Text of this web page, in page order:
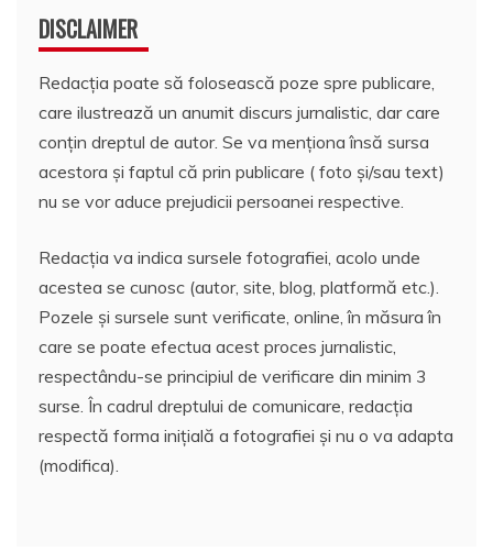
DISCLAIMER
Redacția poate să folosească poze spre publicare,
care ilustrează un anumit discurs jurnalistic, dar care
conțin dreptul de autor. Se va menționa însă sursa
acestora și faptul că prin publicare ( foto și/sau text)
nu se vor aduce prejudicii persoanei respective.
Redacția va indica sursele fotografiei, acolo unde
acestea se cunosc (autor, site, blog, platformă etc.).
Pozele și sursele sunt verificate, online, în măsura în
care se poate efectua acest proces jurnalistic,
respectându-se principiul de verificare din minim 3
surse. În cadrul dreptului de comunicare, redacția
respectă forma inițială a fotografiei și nu o va adapta
(modifica).